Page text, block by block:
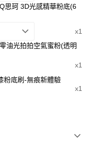
思珂 3D光感精華粉底(6
x1
x1
粉底刷-無痕新體驗
x1